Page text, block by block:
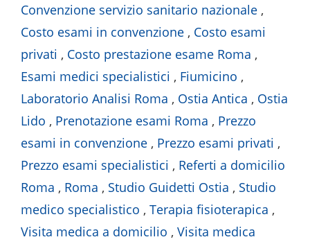
Convenzione servizio sanitario nazionale ,
Costo esami in convenzione , Costo esami
privati , Costo prestazione esame Roma ,
Esami medici specialistici , Fiumicino ,
Laboratorio Analisi Roma , Ostia Antica , Ostia
Lido , Prenotazione esami Roma , Prezzo
esami in convenzione , Prezzo esami privati ,
Prezzo esami specialistici , Referti a domicilio
Roma , Roma , Studio Guidetti Ostia , Studio
medico specialistico , Terapia fisioterapica ,
Visita medica a domicilio , Visita medica